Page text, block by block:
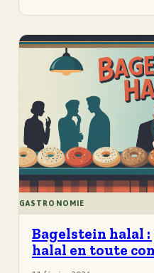
GASTRONOMIE
Bagelstein halal
halal en toute